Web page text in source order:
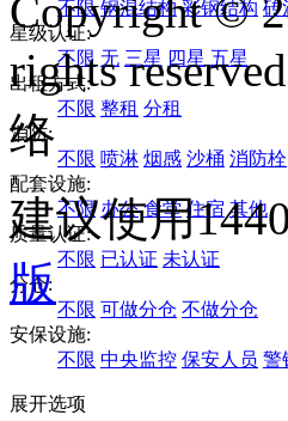
不限 钢混结构 彩钢结构 砖
星级认证:
不限 无 三星 四星 五星
出租方式:
不限 整租 分租
消防:
不限 喷淋 烟感 沙桶 消防栓
配套设施:
不限 办公 食堂 住宿 其他
质量认证:
不限 已认证 未认证
分仓:
不限 可做分仓 不做分仓
安保设施:
不限 中央监控 保安人员 警
展开选项
Copyright ©
rights
络
建议使用
版